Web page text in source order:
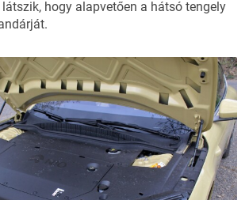
hogy alapvetően a hátsó tengely